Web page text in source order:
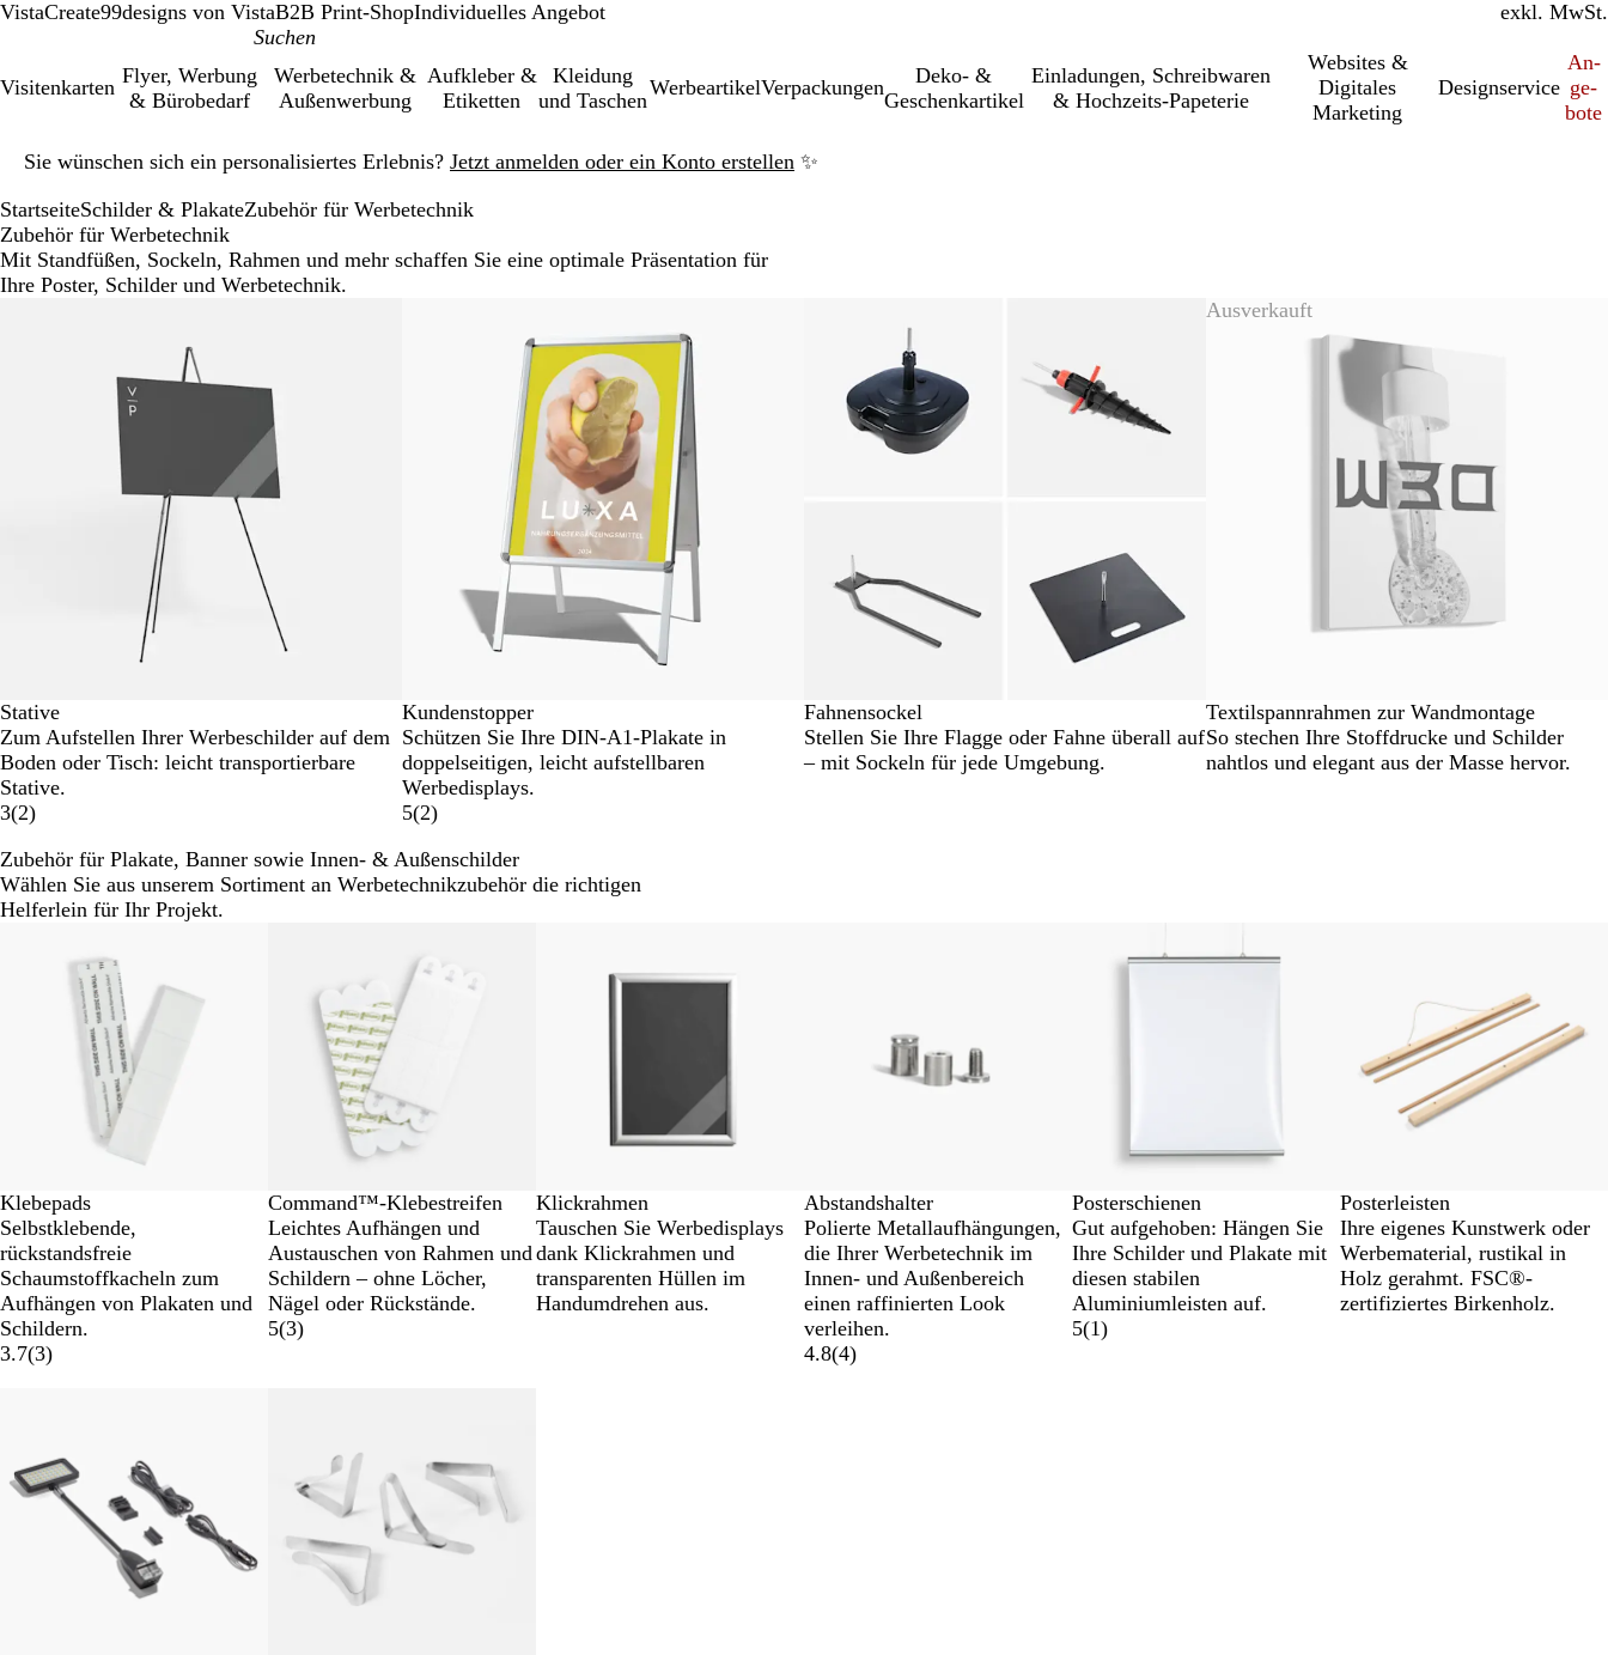
VistaCreate99designs von VistaB2B Print-ShopIndividuelles Angebot inkl. MwSt.
exkl. MwSt.
Visitenkarten
Flyer, Werbung
& Bürobedarf
Werbetechnik &
Außenwerbung
Aufkleber &
Etiketten
Kleidung
und Taschen
WerbeartikelVerpackungen
Deko- &
Geschenkartikel
Einl­a­dung­en, Schreib­wa­ren
& Hochzeits-Papeterie
Websites &
Digitales
Marketing
Designservice
An­­
ge­­
bo­­te
Sie wünschen sich ein personalisiertes Erlebnis? Jetzt anmelden oder ein Konto erstellen ✨
1
StartseiteSchilder & PlakateZubehör für Werbetechnik
Zubehör für Werbetechnik
Mit Standfüßen, Sockeln, Rahmen und mehr schaffen Sie eine optimale Präsentation für
Ihre Poster, Schilder und Werbetechnik.
Stative
Zum Aufstellen Ihrer Werbeschilder auf dem
Boden oder Tisch: leicht transportierbare
Stative.
3(2)
Kundenstopper
Schützen Sie Ihre DIN-A1-Plakate in
doppelseitigen, leicht aufstellbaren
Werbedisplays.
5(2)
Fahnensockel
Stellen Sie Ihre Flagge oder Fahne überall auf
– mit Sockeln für jede Umgebung.
Ausverkauft
Textilspannrahmen zur Wandmontage
So stechen Ihre Stoffdrucke und Schilder
nahtlos und elegant aus der Masse hervor.
Zubehör für Plakate, Banner sowie Innen- & Außenschilder
Wählen Sie aus unserem Sortiment an Werbetechnikzubehör die richtigen
Helferlein für Ihr Projekt.
Klebepads
Selbstklebende,
rückstandsfreie
Schaumstoffkacheln zum
Aufhängen von Plakaten und
Schildern.
3.7(3)
Command™-Klebestreifen
Leichtes Aufhängen und
Austauschen von Rahmen und
Schildern – ohne Löcher,
Nägel oder Rückstände.
5(3)
Klickrahmen
Tauschen Sie Werbedisplays
dank Klickrahmen und
transparenten Hüllen im
Handumdrehen aus.
Abstandshalter
Polierte Metallaufhängungen,
die Ihrer Werbetechnik im
Innen- und Außenbereich
einen raffinierten Look
verleihen.
4.8(4)
Posterschienen
Gut aufgehoben: Hängen Sie
Ihre Schilder und Plakate mit
diesen stabilen
Aluminiumleisten auf.
5(1)
Posterleisten
Ihre eigenes Kunstwerk oder
Werbematerial, rustikal in
Holz gerahmt. FSC®-
zertifiziertes Birkenholz.